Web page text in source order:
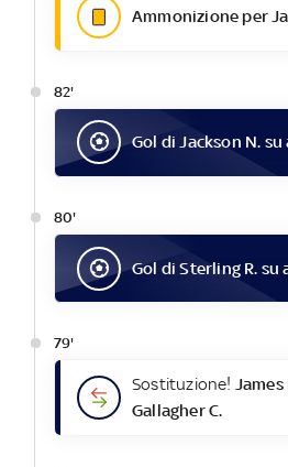
Ammonizione per
82'
Gol di Jackson N. su
80'
Gol diSterling R. su
79'
Sostituzione! James
Gallagher C.